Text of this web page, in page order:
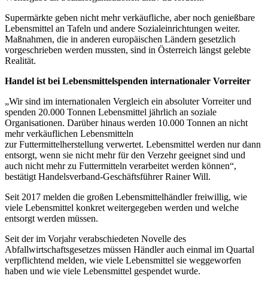
Supermärkte geben nicht mehr verkäufliche, aber noch genießbare
Lebensmittel an Tafeln und andere Sozialeinrichtungen weiter.
Maßnahmen, die in anderen europäischen Ländern gesetzlich
vorgeschrieben werden mussten, sind in Österreich längst gelebte
Realität.
Handel ist bei Lebensmittelspenden internationaler Vorreiter
„Wir sind im internationalen Vergleich ein absoluter Vorreiter und
spenden 20.000 Tonnen Lebensmittel jährlich an soziale
Organisationen. Darüber hinaus werden 10.000 Tonnen an nicht
mehr verkäuflichen Lebensmitteln
zur Futtermittelherstellung verwertet. Lebensmittel werden nur dann
entsorgt, wenn sie nicht mehr für den Verzehr geeignet sind und
auch nicht mehr zu Futtermitteln verarbeitet werden können“,
bestätigt Handelsverband-Geschäftsführer Rainer Will.
Seit 2017 melden die großen Lebensmittelhändler freiwillig, wie
viele Lebensmittel konkret weitergegeben werden und welche
entsorgt werden müssen.
Seit der im Vorjahr verabschiedeten Novelle des
Abfallwirtschaftsgesetzes müssen Händler auch einmal im Quartal
verpflichtend melden, wie viele Lebensmittel sie weggeworfen
haben und wie viele Lebensmittel gespendet wurde.